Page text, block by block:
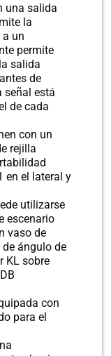
una salida
la
un
permite
salida
de
señal está
de cada
con un
rejilla
en el lateral y
utilizarse
escenario
vaso de
ángulo de
KL sobre
con
para el